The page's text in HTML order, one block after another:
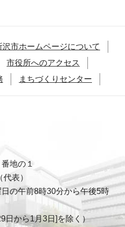
沢市ホームページについて
市役所へのアクセス
まちづくりセンター
地の１
表）
の午前8時30分から午後5時
日から1月3日]を除く）